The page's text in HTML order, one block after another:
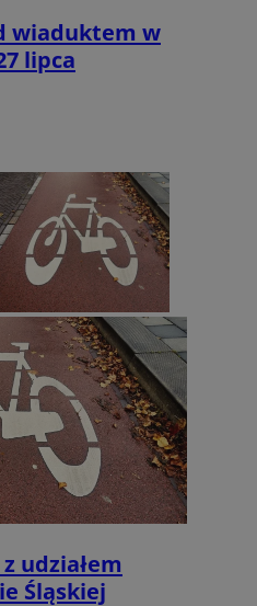
wiaduktem w
lipca
udziałem
Śląskiej